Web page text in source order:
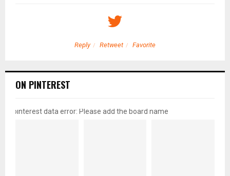
Reply Retweet Favorite
ON PINTEREST
pinterest data error: Please add the board name